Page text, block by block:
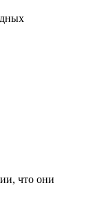
что они